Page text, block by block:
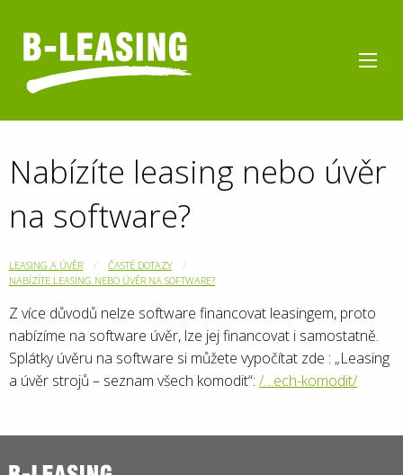
Nabízíte leasing nebo úvěr
na software?
LEASING A ÚVĚR
ČASTÉ DOTAZY
NABÍZÍTE LEASING NEBO ÚVĚR NA SOFTWARE?
Z více důvodů nelze software financovat leasingem, proto
nabízíme na software úvěr, lze jej financovat i samostatně.
Splátky úvěru na software si můžete vypočítat zde : „Leasing
a úvěr strojů – seznam všech komodit“: /…ech-komodit/